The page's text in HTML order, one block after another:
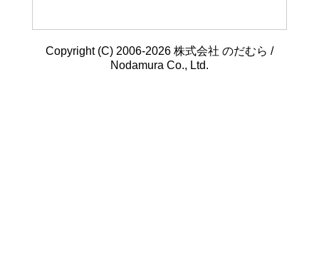
Copyright (C) 2006-2026 株式会社 のだむら /
Nodamura Co., Ltd.